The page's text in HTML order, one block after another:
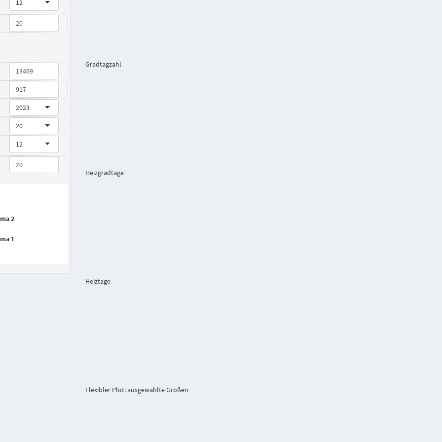
12
2023
20
12
2
1
Gradtagzahl
Heizgradtage
Heiztage
Flexibler Plot: ausgewählte Größen